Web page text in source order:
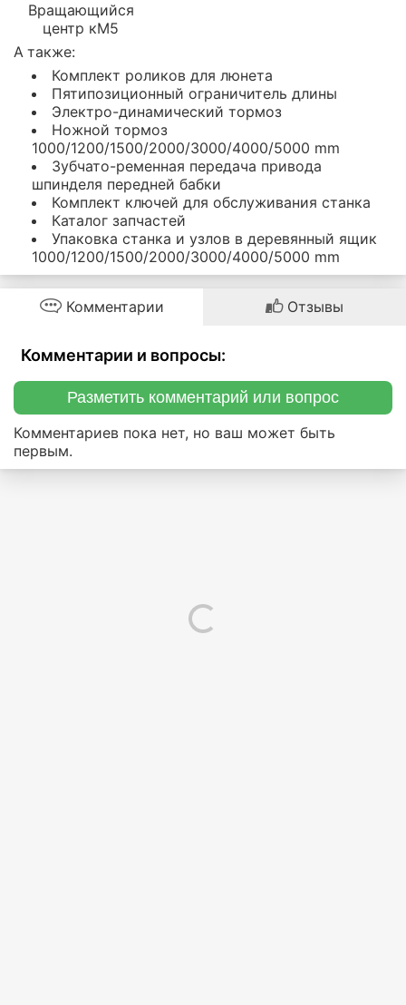
Вращающийся
центр кМ5
А также:
Комплект роликов для люнета
Пятипозиционный ограничитель длины
Электро-динамический тормоз
Ножной тормоз
1000/1200/1500/2000/3000/4000/5000 mm
Зубчато-ременная передача привода
шпинделя передней бабки
Комплект ключей для обслуживания станка
Каталог запчастей
Упаковка станка и узлов в деревянный ящик
1000/1200/1500/2000/3000/4000/5000 mm
Комментарии Отзывы
Комментарии и вопросы:
Разметить комментарий или вопрос
Комментариев пока нет, но ваш может быть
первым.